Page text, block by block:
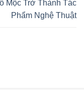
Mộc Trở Thành Tác
Phẩm Nghệ Thuật